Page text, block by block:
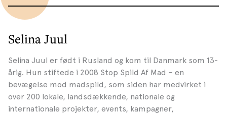
Selina Juul
Selina Juul er født i Rusland og kom til Danmark som 13-
årig. Hun stiftede i 2008 Stop Spild Af Mad – en
bevægelse mod madspild, som siden har medvirket i
over 200 lokale, landsdækkende, nationale og
internationale projekter, events, kampagner,